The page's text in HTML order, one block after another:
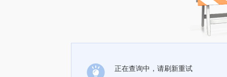
正在查询中，请刷新重试